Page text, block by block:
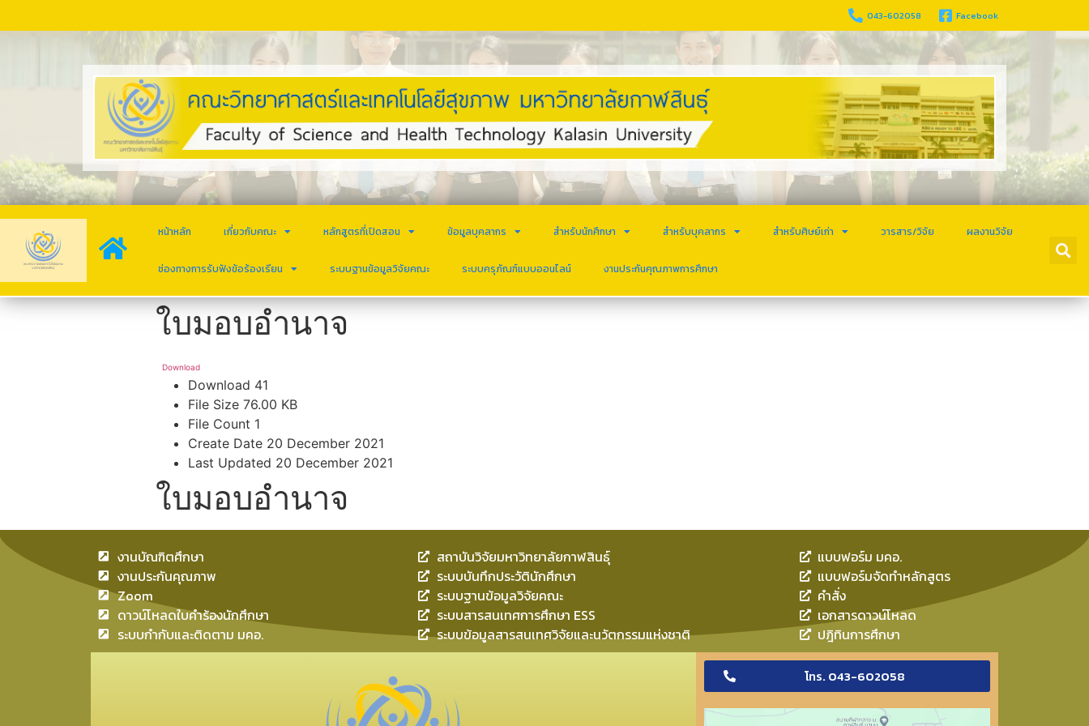
043-602058 Facebook
หน้าหลัก เกี่ยวกับคณะ หลักสูตรที่เปิดสอน ข้อมูลบุคลากร สำหรับนักศึกษา สำหรับบุคลากร สำหรับศิษย์เก่า วารสาร/วิจัย ผลงานวิจัย
ช่องทางการรับฟังข้อร้องเรียน ระบบฐานข้อมูลวิจัยคณะ ระบบครุภัณฑ์แบบออนไลน์ งานประกันคุณภาพการศึกษา
ใบมอบอำนาจ
Download
Download 41
File Size 76.00 KB
File Count 1
Create Date 20 December 2021
Last Updated 20 December 2021
ใบมอบอำนาจ
งานบัณฑิตศึกษา
งานประกันคุณภาพ
Zoom
ดาวน์โหลดใบคำร้องนักศึกษา
ระบบกำกับและติดตาม มคอ.
สถาบันวิจัยมหาวิทยาลัยกาฬสินธุ์
ระบบบันทึกประวัตินักศึกษา
ระบบฐานข้อมูลวิจัยคณะ
ระบบสารสนเทศการศึกษา ESS
ระบบข้อมูลสารสนเทศวิจัยและนวัตกรรมแห่งชาติ
แบบฟอร์ม มคอ.
แบบฟอร์มจัดทำหลักสูตร
คำสั่ง
เอกสารดาวน์โหลด
ปฎิทินการศึกษา
โทร. 043-602058